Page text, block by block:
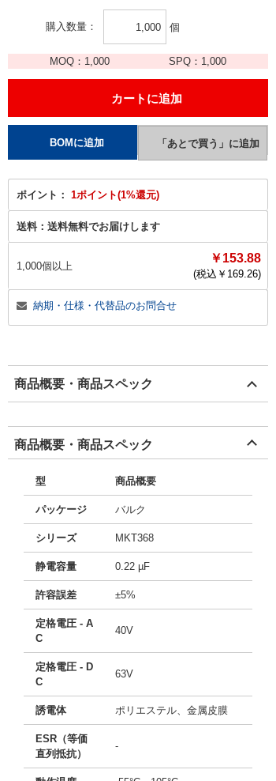
購入数量 個
MOQ： 1,000 SPQ： 1,000
ポイント： 1ポイント(1%還元)
送料： 送料無料でお届けします
1,000個以上
￥153.88
(税込￥ 169.26)
納期・仕様・代替品のお問合せ
商品概要・商品スペック
商品概要・商品スペック
型 商品概要
パッケージ バルク
シリーズ MKT368
静電容量 0.22 µF
許容誤差 ±5%
定格電圧 - A
C
40V
定格電圧 - D
C
63V
誘電体 ポリエステル、金属皮膜
ESR（等価
直列抵抗）
-